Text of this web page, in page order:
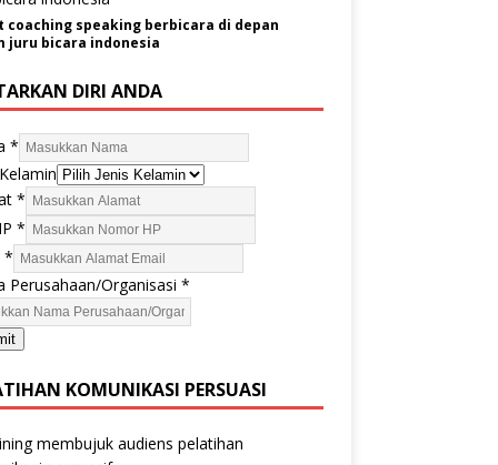
coaching speaking berbicara di depan
juru bicara indonesia
DIRI ANDA
*
*
*
*
Perusahaan/Organisasi *
KOMUNIKASI PERSUASI